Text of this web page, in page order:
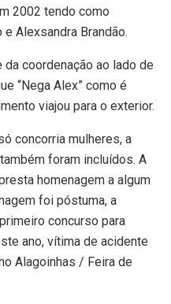
2002 tendo como
Alexsandra Brandão.
coordenação ao lado de
“Nega Alex” como é
viajou para o exterior.
concorria mulheres, a
foram incluídos. A
homenagem a algum
foi póstuma, a
concurso para
ano, vítima de acidente
Alagoinhas / Feira de